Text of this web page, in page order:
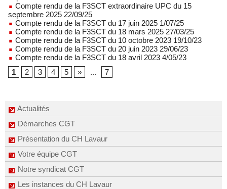
Actualités
Démarches CGT
Présentation du CH Lavaur
Votre équipe CGT
Notre syndicat CGT
Les instances du CH Lavaur
Compte rendu de la F3SCT extraordinaire UPC du 15
septembre 2025 22/09/25
Compte rendu de la F3SCT du 17 juin 2025 1/07/25
Compte rendu de la F3SCT du 18 mars 2025 27/03/25
Compte rendu de la F3SCT du 10 octobre 2023 19/10/23
Compte rendu de la F3SCT du 20 juin 2023 29/06/23
Compte rendu de la F3SCT du 18 avril 2023 4/05/23
1
2 3 4 5 » ... 7